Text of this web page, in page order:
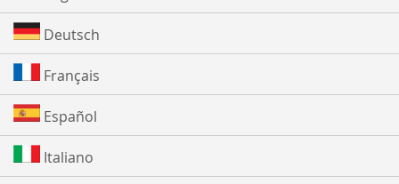
Deutsch
Français
Español
Italiano